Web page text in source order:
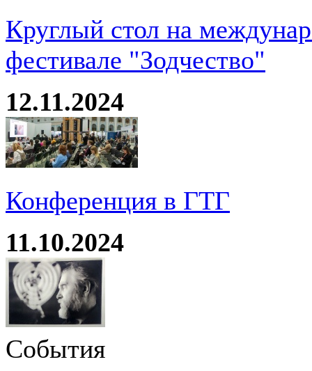
Круглый стол на
фестивале "Зодчество"
12.11.2024
Конференция в ГТГ
11.10.2024
События